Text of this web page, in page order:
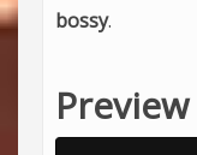
bossy.
Preview